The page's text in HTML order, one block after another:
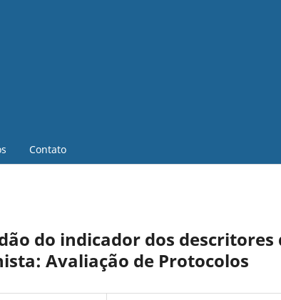
Contato
do indicador dos descritores
Avaliação de Protocolos